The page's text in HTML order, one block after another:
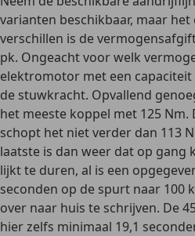
varianten beschikbaar, maar het
verschillen is de
pk. Ongeacht voor welk
elektromotor met een
de stuwkracht. Opvallend
het meeste koppel met 125 Nm.
schopt het niet verder dan 113
laatste is dan weer dat op gang
lijkt te duren, al is een
seconden op de spurt naar 100
over naar huis te schrijven. De
hier zelfs minimaal 19,1